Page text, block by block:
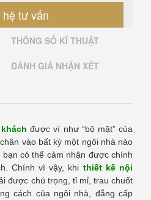
hệ tư vấn
THÔNG SỐ KĨ THUẬT
ĐÁNH GIÁ NHẬN XÉT
được ví như “bộ mặt” của
vào bất kỳ một ngôi nhà nào
có thể cảm nhận được chính
Chính vì vậy, khi thiết kế nội
được chú trọng, tỉ mỉ, trau chuốt
cách của ngôi nhà, đẳng cấp